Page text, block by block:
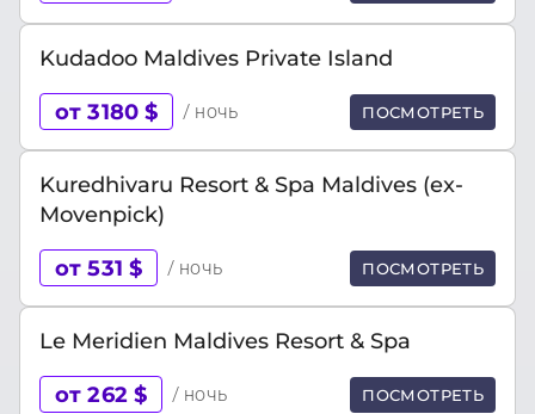
Kudadoo Maldives Private Island
от 3180 $ / ночь ПОСМОТРЕТЬ
Kuredhivaru Resort & Spa Maldives (ex-
Movenpick)
от 531 $ / ночь ПОСМОТРЕТЬ
Le Meridien Maldives Resort & Spa
от 262 $ / ночь ПОСМОТРЕТЬ